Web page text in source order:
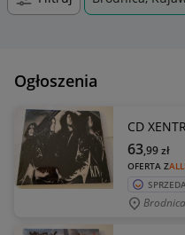
Ogłoszenia
CD
OFERTA Z
63,99zł
Brodnica